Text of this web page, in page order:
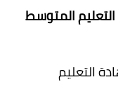
المتوسط
التعليم